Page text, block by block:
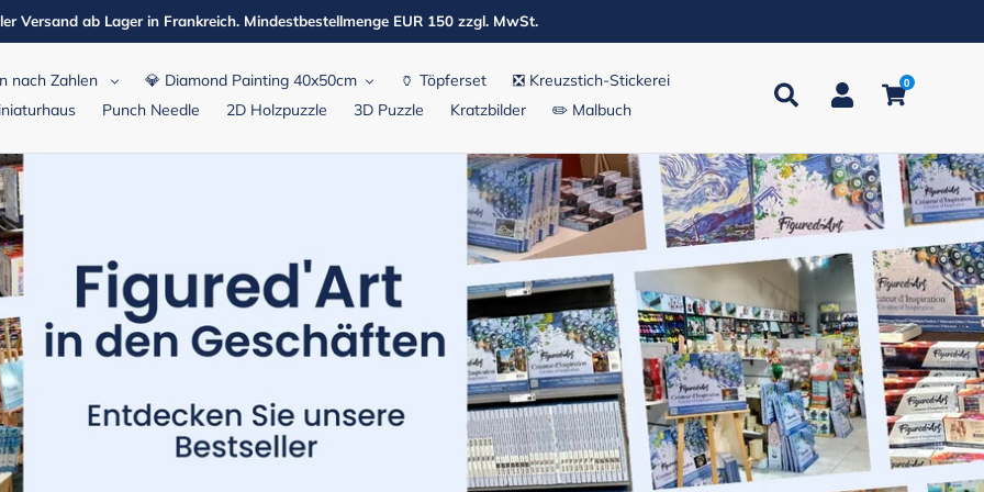
Versand ab Lager in Frankreich. Mindestbestellmenge EUR 150 zzgl. MwSt.
nach Zahlen 💎 Diamond Painting 40x50cm 🏺 Töpferset
❎ Kreuzstich-Stickerei
Punch Needle 2D Holzpuzzle 3D Puzzle Kratzbilder ✏️ Malbuch
Suchen Einloggen
0